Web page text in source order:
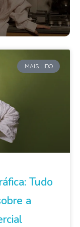
MAIS LIDO
Tudo
a